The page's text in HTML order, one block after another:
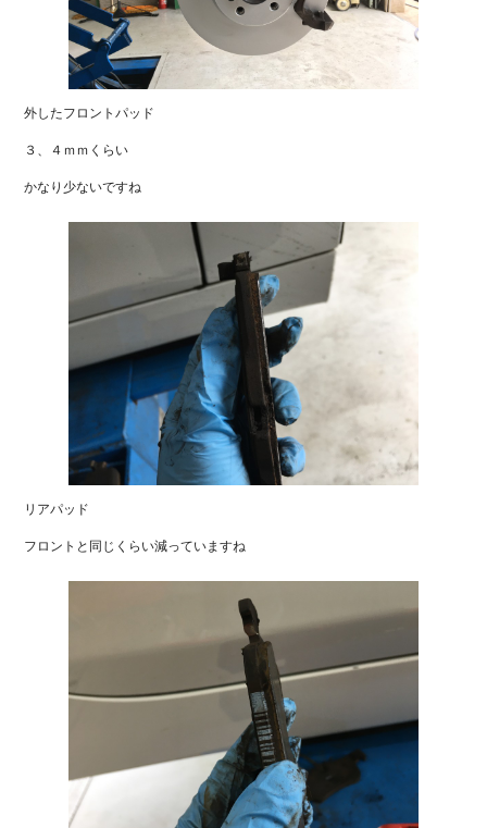
外したフロントパッド
３、４ｍｍくらい
かなり少ないですね
リアパッド
フロントと同じくらい減っていますね